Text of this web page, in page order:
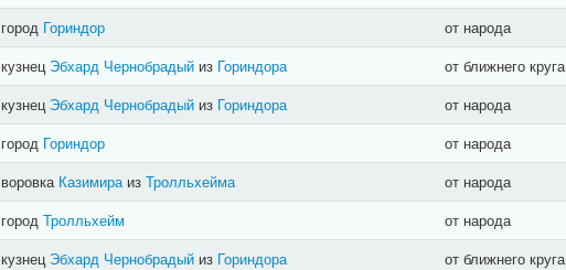
город Гориндор от народа
кузнец Эбхард Чернобрадыйиз Гориндора от ближнего круга
кузнец Эбхард Чернобрадыйиз Гориндора от народа
город Гориндор от народа
воровка Казимираиз Тролльхейма от народа
город Тролльхейм от народа
кузнец Эбхард Чернобрадыйиз Гориндора от ближнего круга